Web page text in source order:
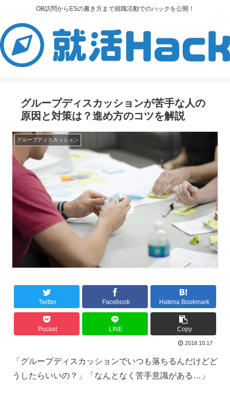
OB訪問からESの書き方まで就職活動でのハックを公開！
グループディスカッションが苦手な人の
原因と対策は？進め方のコツを解説
グループディスカッション
Twitter Facebook Hatena Bookmark
Pocket LINE Copy
2018.10.17
「グループディスカッションでいつも落ちるんだけどど
うしたらいいの？」「なんとなく苦手意識がある…」